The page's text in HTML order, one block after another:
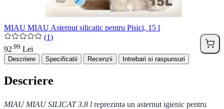
MIAU MIAU Asternut silicatic pentru Pisici, 15 l
(1)
92 99 Lei
Descriere Specificatii Recenzii Intrebari si raspunsuri
Descriere
MIAU MIAU SILICAT 3.8 l reprezinta un asternut igienic pentru